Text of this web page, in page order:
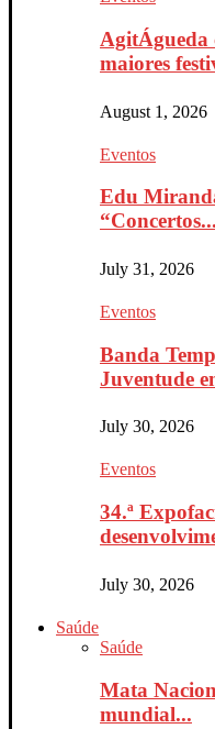
AgitÁgueda
maiores
August 1, 2026
Eventos
Edu
“Concertos...
July 31, 2026
Eventos
Banda
Juventude
July 30, 2026
Eventos
34.ª
July 30, 2026
Saúde
Saúde
Mata
mundial...